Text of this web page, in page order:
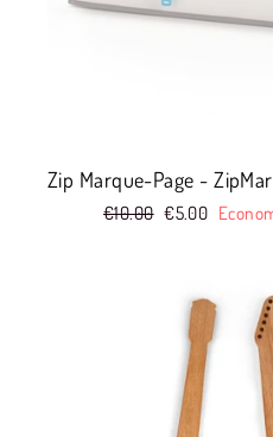
Zip Marque-Page -
Prix
€10.00 Prix
€5.00